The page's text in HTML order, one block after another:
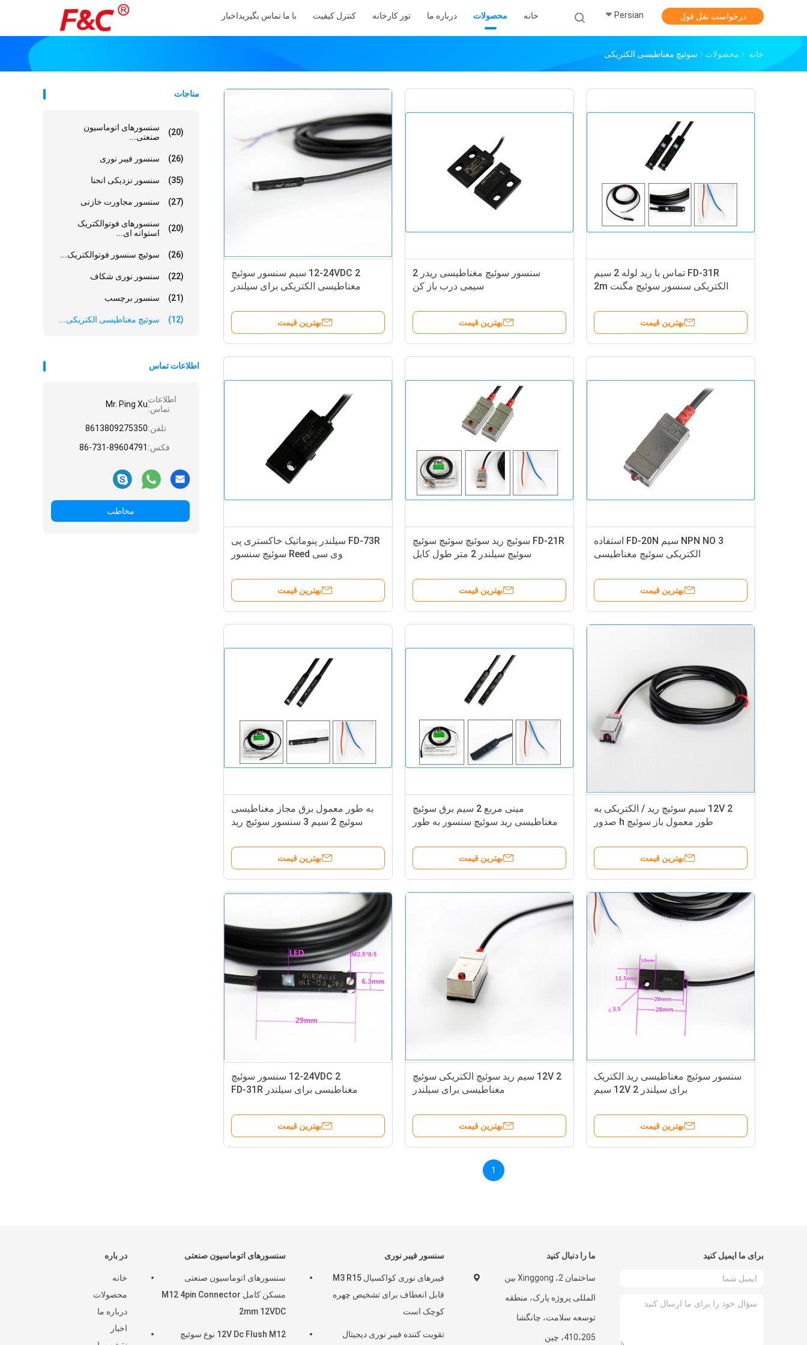
خانه محصولات درباره ما تور کارخانه کنترل کیفیت با ما تماس بگیریداخبار Persian درخواست نقل قول
خانه محصولات سوئیچ مغناطیسی الکتریکی
مناجات
سنسورهای اتوماسیون
صنعتی...
(20)
سنسور فیبر نوری (26)
سنسور نزدیکی انحنا (35)
سنسور مجاورت خازنی (27)
سنسورهای فوتوالکتریک
استوانه ای...
(20)
سوئیچ سنسور فوتوالکتریک... (26)
سنسور نوری شکاف (22)
سنسور برچسب (21)
سوئیچ مغناطیسی الکتریکی... (12)
اطلاعات تماس
اطلاعات
تماس:Mr. Ping Xu
تلفن:8613809275350
فکس: 86-731-89604791
مخاطب
12-24VDC 2 سیم سنسور سوئیچ
مغناطیسی الکتریکی برای سیلندر
بهترین قیمت
سنسور سوئیچ مغناطیسی ریدر 2
سیمی درب باز کن
بهترین قیمت
FD-31R تماس با رید لوله 2 سیم
الکتریکی سنسور سوئیچ مگنت 2m
بهترین قیمت
FD-73R سیلندر پنوماتیک خاکستری پی
وی سی Reed سوئیچ سنسور
بهترین قیمت
FD-21R سوئیچ رید سوئیچ سوئیچ سوئیچ
سوئیچ سیلندر 2 متر طول کابل
بهترین قیمت
NPN NO 3 سیم FD-20N استفاده
الکتریکی سوئیچ مغناطیسی
بهترین قیمت
به طور معمول برق مجاز مغناطیسی
سوئیچ 2 سیم 3 سنسور سوئیچ رید
بهترین قیمت
مینی مربع 2 سیم برق سوئیچ
مغناطیسی رید سوئیچ سنسور به طور
بهترین قیمت
12V 2 سیم سوئیچ رید / الکتریکی به
طور معمول باز سوئیچ h صدور
بهترین قیمت
12-24VDC 2 سنسور سوئیچ
مغناطیسی برای سیلندر FD-31R
بهترین قیمت
12V 2 سیم رید سوئیچ الکتریکی سوئیچ
مغناطیسی برای سیلندر
بهترین قیمت
سنسور سوئیچ مغناطیسی رید الکتریک
برای سیلندر 12V 2 سیم
بهترین قیمت
1
در باره
خانه
محصولات
درباره ما
اخبار
سنسورهای اتوماسیون صنعتی
سنسورهای اتوماسیون صنعتی
مسکن کامل M12 4pin Connector
2mm 12VDC
12V Dc Flush M12 نوع سوئیچ
سنسور فیبر نوری
فیبرهای نوری کواکسیال M3 R15
قابل انعطاف برای تشخیص چهره
کوچک است
تقویت کننده فیبر نوری دیجیتال
ما را دنبال کنید
ساختمان 2، Xinggong بین
المللی پروژه پارک، منطقه
توسعه سلامت، چانگشا
410،205، چین
برای ما ایمیل کنید